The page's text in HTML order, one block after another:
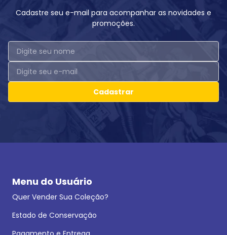
Cadastre seu e-mail para acompanhar as novidades e
promoções.
Cadastrar
Menu do Usuário
Quer Vender Sua Coleção?
Estado de Conservação